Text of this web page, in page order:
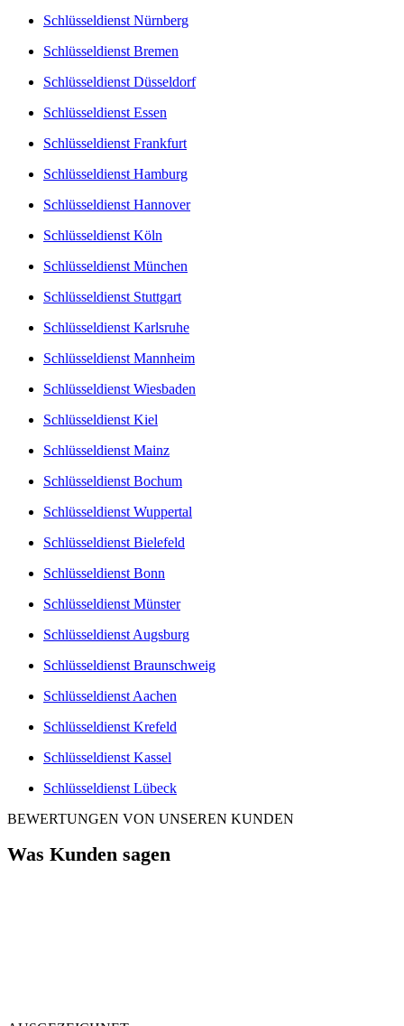
Schlüsseldienst Nürnberg
Schlüsseldienst Bremen
Schlüsseldienst Düsseldorf
Schlüsseldienst Essen
Schlüsseldienst Frankfurt
Schlüsseldienst Hamburg
Schlüsseldienst Hannover
Schlüsseldienst Köln
Schlüsseldienst München
Schlüsseldienst Stuttgart
Schlüsseldienst Karlsruhe
Schlüsseldienst Mannheim
Schlüsseldienst Wiesbaden
Schlüsseldienst Kiel
Schlüsseldienst Mainz
Schlüsseldienst Bochum
Schlüsseldienst Wuppertal
Schlüsseldienst Bielefeld
Schlüsseldienst Bonn
Schlüsseldienst Münster
Schlüsseldienst Augsburg
Schlüsseldienst Braunschweig
Schlüsseldienst Aachen
Schlüsseldienst Krefeld
Schlüsseldienst Kassel
Schlüsseldienst Lübeck
BEWERTUNGEN VON UNSEREN KUNDEN
Was Kunden sagen